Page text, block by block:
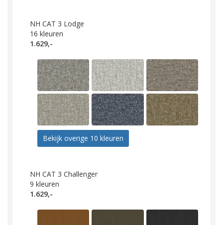
NH CAT 3 Lodge
16 kleuren
1.629,-
Bekijk overige 10 kleuren
NH CAT 3 Challenger
9 kleuren
1.629,-